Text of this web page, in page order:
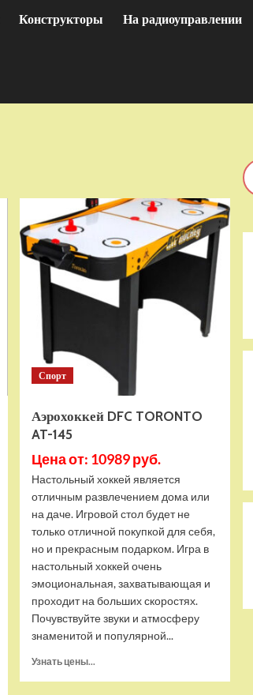
Конструкторы На радиоуправлении
Спорт
Аэрохоккей DFC TORONTO
AT-145
Цена от: 10989 руб.
Настольный хоккей является
отличным развлечением дома или
на даче. Игровой стол будет не
только отличной покупкой для себя,
но и прекрасным подарком. Игра в
настольный хоккей очень
эмоциональная, захватывающая и
проходит на больших скоростях.
Почувствуйте звуки и атмосферу
знаменитой и популярной...
Узнать цены...